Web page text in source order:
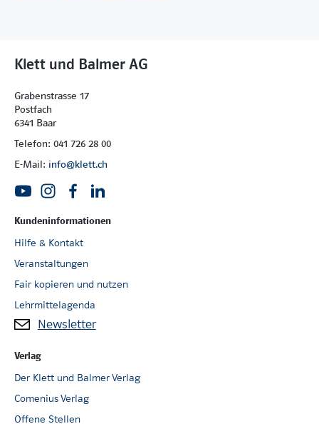
Klett und Balmer AG
Grabenstrasse 17
Postfach
6341 Baar
Telefon: 041 726 28 00
E-Mail: info@klett.ch
Kundeninformationen
Hilfe & Kontakt
Veranstaltungen
Fair kopieren und nutzen
Lehrmittelagenda
Newsletter
Verlag
Der Klett und Balmer Verlag
Comenius Verlag
Offene Stellen